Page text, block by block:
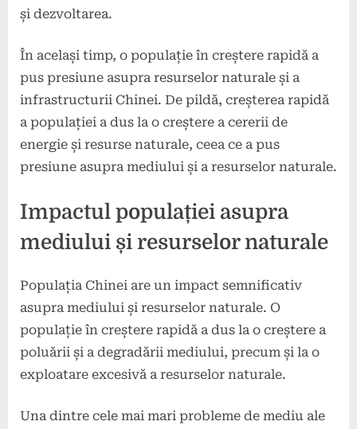
și dezvoltarea.
În același timp, o populație în creștere rapidă a
pus presiune asupra resurselor naturale și a
infrastructurii Chinei. De pildă, creșterea rapidă
a populației a dus la o creștere a cererii de
energie și resurse naturale, ceea ce a pus
presiune asupra mediului și a resurselor naturale.
Impactul populației asupra
mediului și resurselor naturale
Populația Chinei are un impact semnificativ
asupra mediului și resurselor naturale. O
populație în creștere rapidă a dus la o creștere a
poluării și a degradării mediului, precum și la o
exploatare excesivă a resurselor naturale.
Una dintre cele mai mari probleme de mediu ale